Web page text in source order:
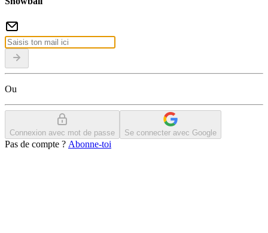
Ou
Connexion avec mot de passe Se connecter avec Google
Pas de compte ? Abonne-toi